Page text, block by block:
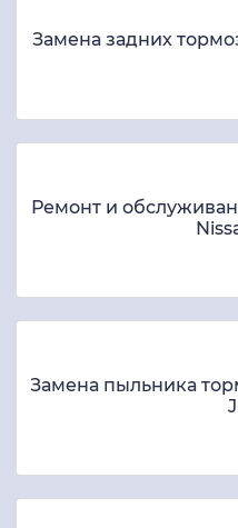
Замена задних
Ремонт и
Замена пыльника